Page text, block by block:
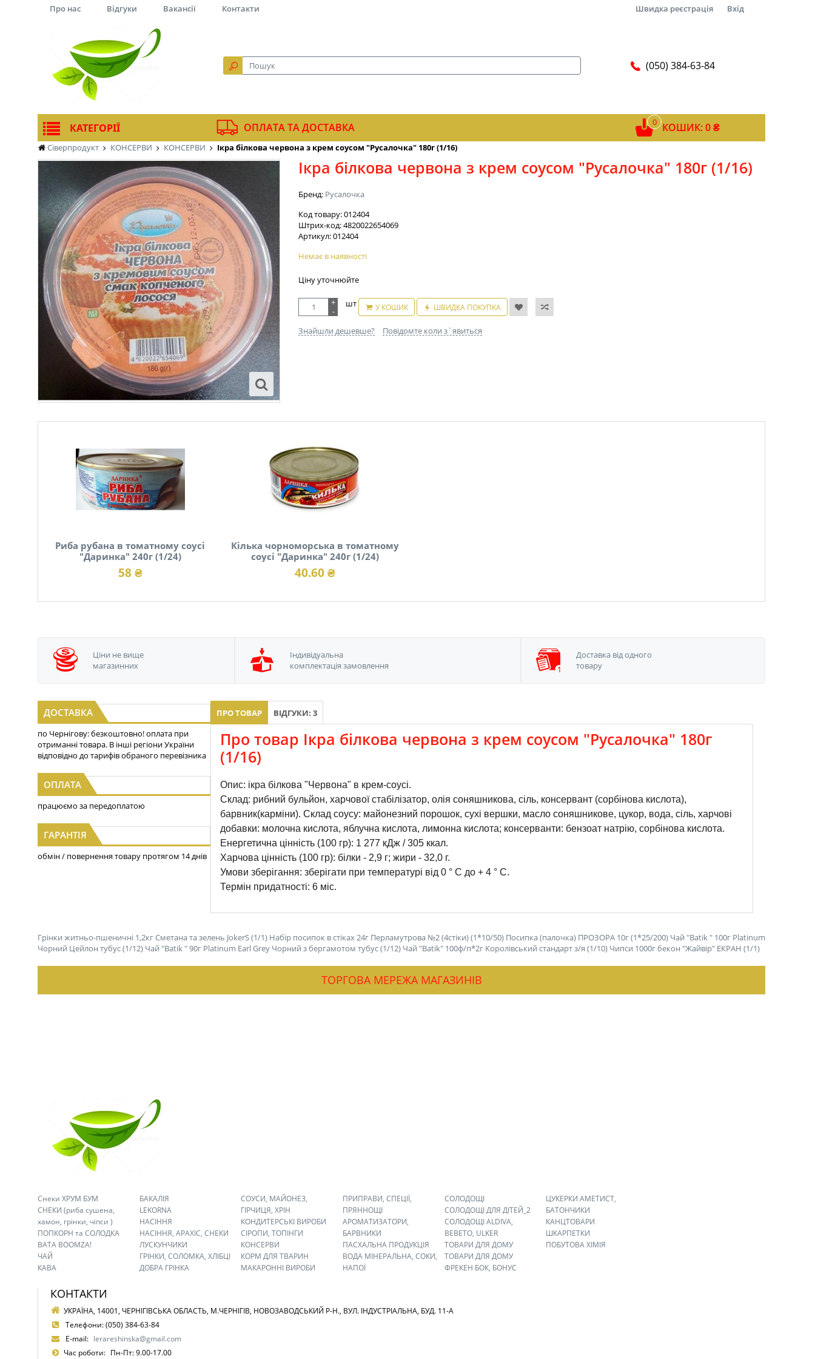
Сіверпродукт КОНСЕРВИ КОНСЕРВИ Ікра білкова червона з крем соусом "Русалочка" 180г (1/16)
Ікра білкова червона з крем соусом "Русалочка" 180г (1/16)
Бренд: Русалочка
Код товару:012404
Штрих-код:4820022654069
Артикул:012404
Немає в наявності
Ціну уточнюйте
+
-
шт У КОШИК ШВИДКА ПОКУПКА
Знайшли дешевше? Повідомте коли з`явиться
Риба рубана в томатному соусі
"Даринка" 240г (1/24)
58 ₴
Кілька чорноморська в томатному
соусі "Даринка" 240г (1/24)
40.60 ₴
Ціни не вище
магазинних
Iндивідуальна
комплектація замовлення
Доставка від одного
товару
ДОСТАВКА
по Чернігову: безкоштовно! оплата при
отриманні товара. В інші регіони України
відповідно до тарифів обраного перевізника
ОПЛАТА
працюємо за передоплатою
ГАРАНТІЯ
обмін / повернення товару протягом 14 днів
ПРО ТОВАР ВІДГУКИ: 3
Про товар Ікра білкова червона з крем соусом "Русалочка" 180г
(1/16)
Опис: ікра білкова "Червона" в крем-соусі.
Склад: рибний бульйон, харчової стабілізатор, олія соняшникова, сіль, консервант (сорбінова кислота),
барвник(карміни). Склад соусу: майонезний порошок, сухі вершки, масло соняшникове, цукор, вода, сіль, харчові
добавки: молочна кислота, яблучна кислота, лимонна кислота; консерванти: бензоат натрію, сорбінова кислота.
Енергетична цінність (100 гр): 1 277 кДж / 305 ккал.
Харчова цінність (100 гр): білки - 2,9 г; жири - 32,0 г.
Умови зберігання: зберігати при температурі від 0 ° С до + 4 ° С.
Термін придатності: 6 міс.
Грінки житньо-пшеничні 1,2кг Сметана та зелень JokerS (1/1) Набір посипок в стіках 24г Перламутрова №2 (4стіки) (1*10/50) Посипка (палочка) ПРОЗОРА 10г (1*25/200) Чай "Batik " 100г Platinum
Чорний Цейлон тубус (1/12) Чай "Batik " 90г Platinum Earl Grey Чорний з бергамотом тубус (1/12) Чай "Batik" 100ф/п*2г Королівський стандарт з/я (1/10) Чипси 1000г бекон "Жайвір" ЕКРАН (1/1)
Про нас Відгуки Вакансії Контакти Швидка реєстрація Вхід
(050) 384-63-84
КАТЕГОРІЇ ОПЛАТА ТА ДОСТАВКА 0 КОШИК: 0 ₴
ТОРГОВА МЕРЕЖА МАГАЗИНІВ
Снеки ХРУМ БУМ
СНЕКИ (риба сушена,
хамон, грінки, чіпси )
ПОПКОРН та СОЛОДКА
ВАТА BOOMZA!
ЧАЙ
КАВА
БАКАЛІЯ
LEKORNA
НАСІННЯ
НАСІННЯ, АРАХІС, СНЕКИ
ЛУСКУНЧИКИ
ГРІНКИ, СОЛОМКА, ХЛІБЦІ
ДОБРА ГРІНКА
СОУСИ, МАЙОНЕЗ,
ГІРЧИЦЯ, ХРІН
КОНДИТЕРСЬКІ ВИРОБИ
СІРОПИ, ТОПІНГИ
КОНСЕРВИ
КОРМ ДЛЯ ТВАРИН
МАКАРОННІ ВИРОБИ
ПРИПРАВИ, СПЕЦІЇ,
ПРЯННОЩІ
АРОМАТИЗАТОРИ,
БАРВНИКИ
ПАСХАЛЬНА ПРОДУКЦІЯ
ВОДА МІНЕРАЛЬНА, СОКИ,
НАПОЇ
СОЛОДОЩІ
СОЛОДОЩІ ДЛЯ ДІТЕЙ_2
СОЛОДОЩІ ALDIVA,
BEBETO, ULKER
ТОВАРИ ДЛЯ ДОМУ
ТОВАРИ ДЛЯ ДОМУ
ФРЕКЕН БОК, БОНУС
ЦУКЕРКИ АМЕТИСТ,
БАТОНЧИКИ
КАНЦТОВАРИ
ШКАРПЕТКИ
ПОБУТОВА ХІМІЯ
КОНТАКТИ
УКРАЇНА, 14001, ЧЕРНІГІВСЬКА ОБЛАСТЬ, М.ЧЕРНІГІВ, НОВОЗАВОДСЬКИЙ Р-Н., ВУЛ. ІНДУСТРІАЛЬНА, БУД. 11-А
Телефони:(050) 384-63-84
E-mail: lerareshinska@gmail.com
Час роботи: Пн-Пт: 9.00-17.00